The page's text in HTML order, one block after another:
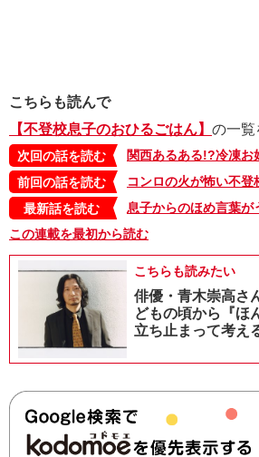
こちらも読んで
【不登校息子のおひるごはん】 の一覧
次回の話を読む
前回の話を読む
最新話を読む
この連載を最初から読む
こちらも読みたい
俳優・青木崇高さ
どもの頃から『ほ
立ち止まって考え